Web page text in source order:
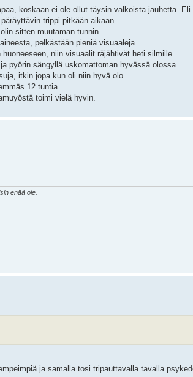
koskaan ei ole ollut täysin valkoista jauhetta.
trippi pitkään aikaan.
sitten muutaman tunnin.
pelkästään pieniä visuaaleja.
niin visuaalit räjähtivät heti silmille.
pyörin sängyllä uskomattoman hyvässä olossa.
itkin jopa kun oli niin hyvä olo.
12 tuntia.
toimi vielä hyvin.
enää ole.
ja samalla tosi tripauttavalla tavalla